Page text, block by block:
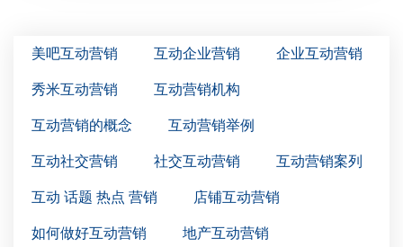
美吧互动营销 互动企业营销 企业互动营销
秀米互动营销 互动营销机构
互动营销的概念 互动营销举例
互动社交营销 社交互动营销 互动营销案列
互动 话题 热点 营销 店铺互动营销
如何做好互动营销 地产互动营销